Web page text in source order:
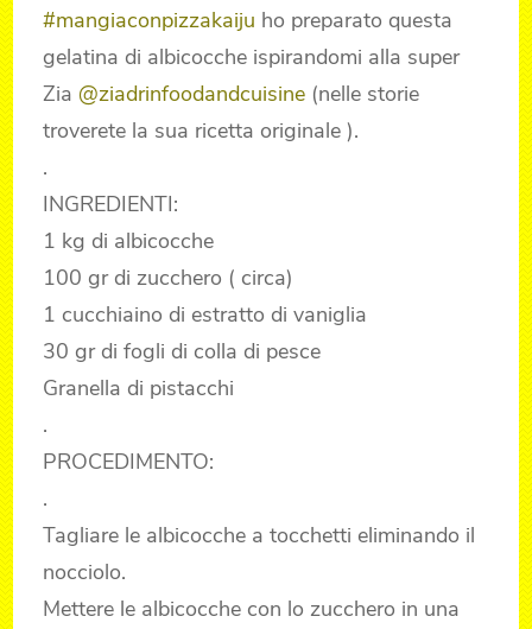
#mangiaconpizzakaiju ho preparato questa
gelatina di albicocche ispirandomi alla super
Zia @ziadrinfoodandcuisine (nelle storie
troverete la sua ricetta originale ).
.
INGREDIENTI:
1 kg di albicocche
100 gr di zucchero ( circa)
1 cucchiaino di estratto di vaniglia
30 gr di fogli di colla di pesce
Granella di pistacchi
.
PROCEDIMENTO:
.
Tagliare le albicocche a tocchetti eliminando il
nocciolo.
Mettere le albicocche con lo zucchero in una